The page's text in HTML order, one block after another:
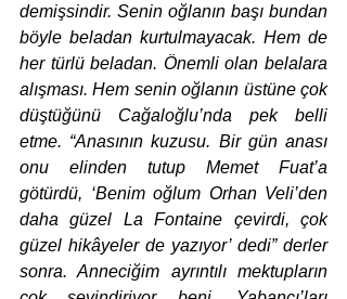
demişsindir. Senin oğlanın başı bundan
böyle beladan kurtulmayacak. Hem de
her türlü beladan. Önemli olan belalara
alışması. Hem senin oğlanın üstüne çok
düştüğünü Cağaloğlu’nda pek belli
etme. “Anasının kuzusu. Bir gün anası
onu elinden tutup Memet Fuat’a
götürdü, ‘Benim oğlum Orhan Veli’den
daha güzel La Fontaine çevirdi, çok
güzel hikâyeler de yazıyor’ dedi” derler
sonra. Anneciğim ayrıntılı mektupların